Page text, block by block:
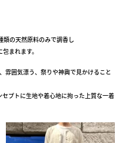
類の天然原料のみで調香し
まれます。
雰囲気漂う、祭りや神輿で見かけること
プトに生地や着心地に拘った上質な一着